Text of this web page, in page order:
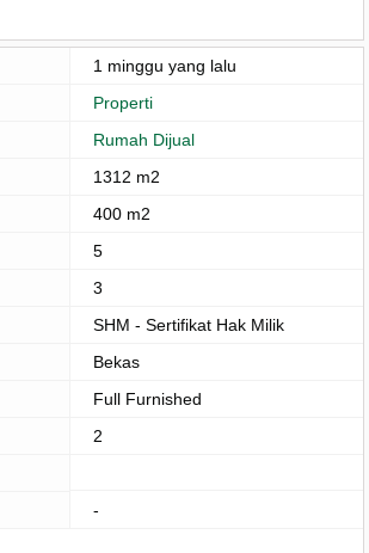
1 minggu yang lalu
Properti
Rumah Dijual
1312 m2
400 m2
5
3
SHM - Sertifikat Hak Milik
Bekas
Full Furnished
2
-